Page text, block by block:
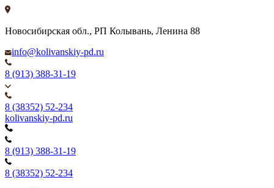
Новосибирская обл., РП Колывань, Ленина 88
info@kolivanskiy-pd.ru
8 (913) 388-31-19
8 (38352) 52-234
kolivanskiy-pd.ru
8 (913) 388-31-19
8 (38352) 52-234